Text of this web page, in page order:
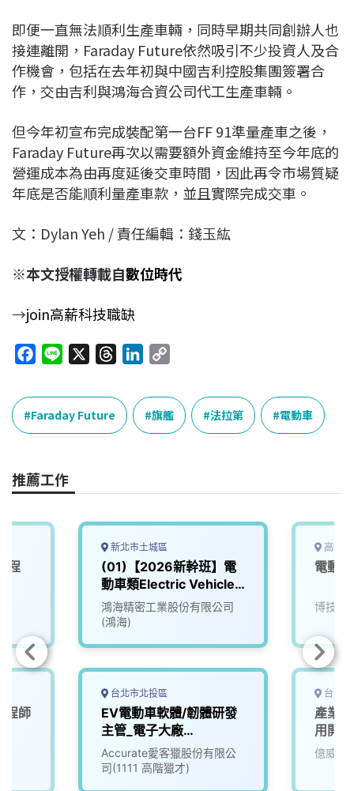
即便一直無法順利生產車輛，同時早期共同創辦人也
接連離開，Faraday Future依然吸引不少投資人及合
作機會，包括在去年初與中國吉利控股集團簽署合
作，交由吉利與鴻海合資公司代工生產車輛。
但今年初宣布完成裝配第一台FF 91準量產車之後，
Faraday Future再次以需要額外資金維持至今年底的
營運成本為由再度延後交車時間，因此再令市場質疑
年底是否能順利量產車款，並且實際完成交車。
文：Dylan Yeh / 責任編輯：錢玉紘
※本文授權轉載自數位時代
→join高薪科技職缺
c
e
b
o
k
n
e
r
a
n
k
e
n
p
y
L
k
Faraday Future 旗艦 法拉第 電動車
推薦工作
程
程師
新北市土城區
(01)【2026新幹班】電
動車類Electric Vehicle
(EV)
鴻海精密工業股份有限公司
(鴻海)
台北市北投區
EV電動車軟體/韌體研發
主管_電子大廠
(3010018)
Accurate愛客獵股份有限公
司(1111 高階獵才)
高雄
電動
博技科
台中
產業
用開
億威電